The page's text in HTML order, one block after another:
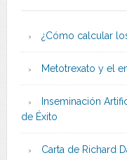
¿Cómo calcular
Metotrexato y el
Inseminación
de Éxito
Carta de Richard